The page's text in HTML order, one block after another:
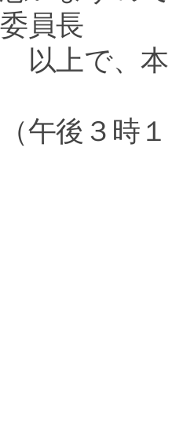
委員長
以上で、本
（午後３時１